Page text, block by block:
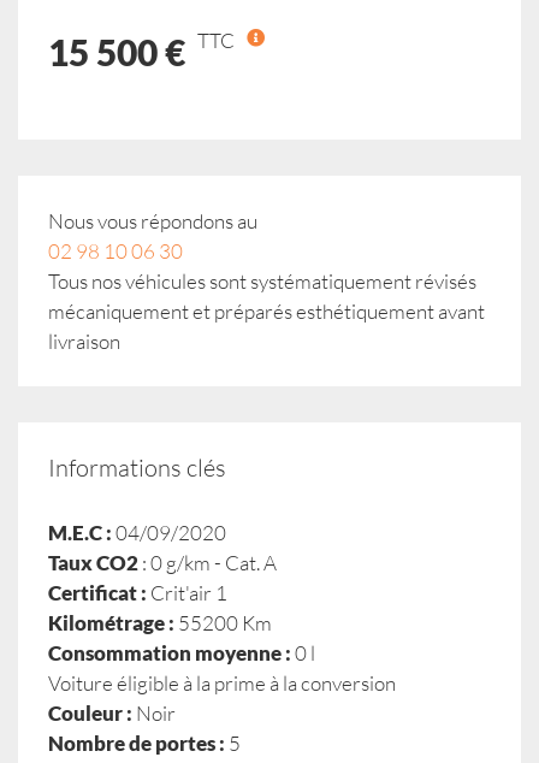
15 500 € TTC
Nous vous répondons au
02 98 10 06 30
Tous nos véhicules sont systématiquement révisés
mécaniquement et préparés esthétiquement avant
livraison
Informations clés
M.E.C :04/09/2020
Taux CO2: 0 g/km - Cat. A
Certificat : Crit'air 1
Kilométrage : 55200 Km
Consommation moyenne :0 l
Voiture éligible à la prime à la conversion
Couleur : Noir
Nombre de portes : 5